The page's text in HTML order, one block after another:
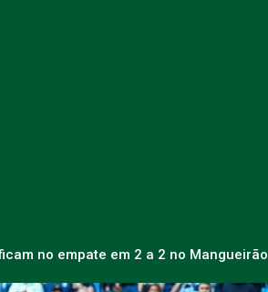
no empate em 2 a 2 no Mangueirão